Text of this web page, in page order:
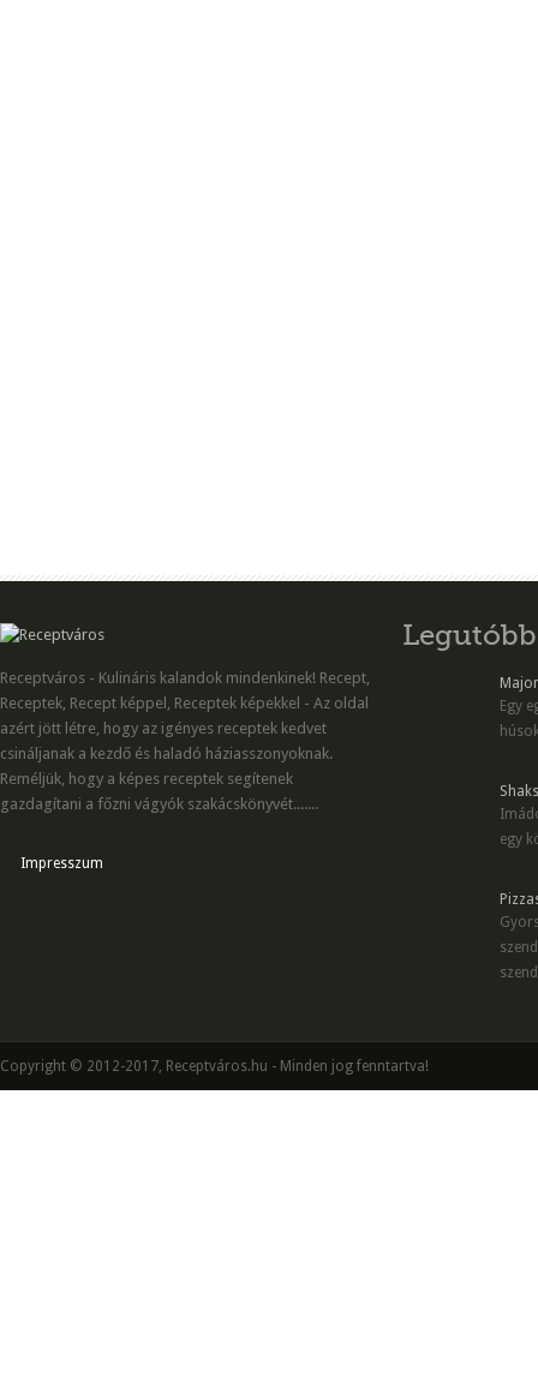
Receptváros - Kulináris kalandok mindenkinek! Recept,
Receptek, Recept képpel, Receptek képekkel - Az oldal
azért jött létre, hogy az igényes receptek kedvet
csináljanak a kezdő és haladó háziasszonyoknak.
Reméljük, hogy a képes receptek segítenek
gazdagítani a főzni vágyók szakácskönyvét.......
Impresszum
Egy
egy
Copyright © 2012-2017, Receptváros.hu - Minden jog fenntartva!